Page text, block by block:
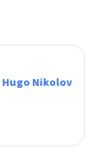
Hugo Nikolov